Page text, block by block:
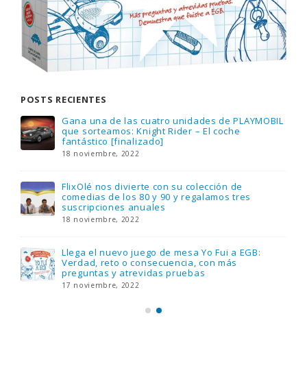
POSTS RECIENTES
Gana una de las cuatro unidades de PLAYMOBIL
que sorteamos: Knight Rider – El coche
fantástico [finalizado]
18 noviembre, 2022
FlixOlé nos divierte con su colección de
comedias de los 80 y 90 y regalamos tres
suscripciones anuales
18 noviembre, 2022
Llega el nuevo juego de mesa Yo Fui a EGB:
Verdad, reto o consecuencia, con más
preguntas y atrevidas pruebas
17 noviembre, 2022